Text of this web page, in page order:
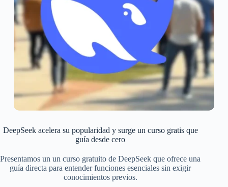
DeepSeek acelera su popularidad y surge un curso gratis que
guía desde cero
Presentamos un un curso gratuito de DeepSeek que ofrece una
guía directa para entender funciones esenciales sin exigir
conocimientos previos.